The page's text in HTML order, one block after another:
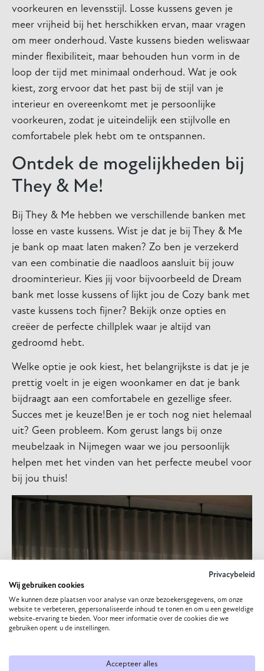
voorkeuren en levensstijl. Losse kussens geven je
meer vrijheid bij het herschikken ervan, maar vragen
om meer onderhoud. Vaste kussens bieden weliswaar
minder flexibiliteit, maar behouden hun vorm in de
loop der tijd met minimaal onderhoud. Wat je ook
kiest, zorg ervoor dat het past bij de stijl van je
interieur en overeenkomt met je persoonlijke
voorkeuren, zodat je uiteindelijk een stijlvolle en
comfortabele plek hebt om te ontspannen.
Ontdek de mogelijkheden bij
They & Me!
Bij They & Me hebben we verschillende banken met
losse en vaste kussens. Wist je dat je bij They & Me
je bank op maat laten maken? Zo ben je verzekerd
van een combinatie die naadloos aansluit bij jouw
droominterieur. Kies jij voor bijvoorbeeld de Dream
bank met losse kussens of lijkt jou de Cozy bank met
vaste kussens toch fijner? Bekijk onze opties en
creëer de perfecte chillplek waar je altijd van
gedroomd hebt.
Welke optie je ook kiest, het belangrijkste is dat je je
prettig voelt in je eigen woonkamer en dat je bank
bijdraagt aan een comfortabele en gezellige sfeer.
Succes met je keuze!Ben je er toch nog niet helemaal
uit? Geen probleem. Kom gerust langs bij onze
meubelzaak in Nijmegen waar we jou persoonlijk
helpen met het vinden van het perfecte meubel voor
bij jou thuis!
Privacybeleid
Wij gebruiken cookies
We kunnen deze plaatsen voor analyse van onze bezoekersgegevens, om onze
website te verbeteren, gepersonaliseerde inhoud te tonen en om u een geweldige
website-ervaring te bieden. Voor meer informatie over de cookies die we
gebruiken opent u de instellingen.
Accepteer alles